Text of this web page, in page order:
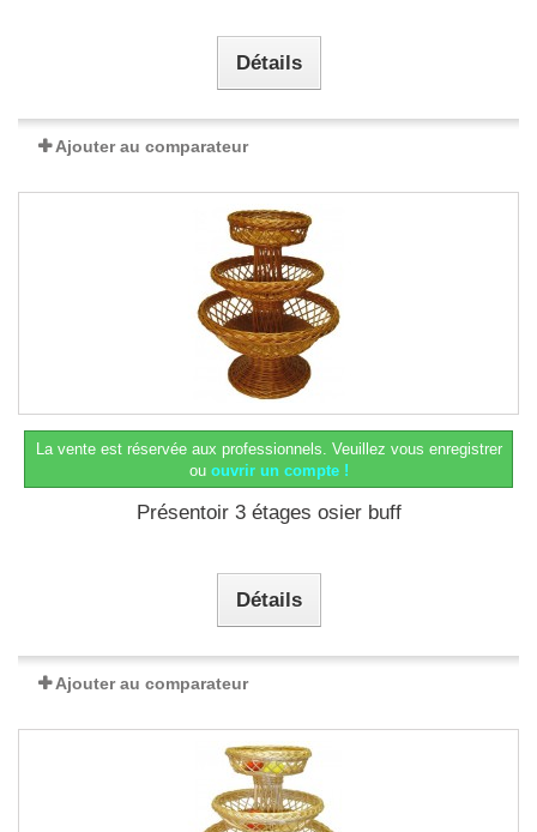
Détails
Ajouter au comparateur
La vente est réservée aux professionnels. Veuillez vous enregistrer
ou ouvrir un compte !
Présentoir 3 étages osier buff
Détails
Ajouter au comparateur